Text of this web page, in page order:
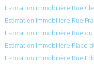
Estimation immobilière Rue
Estimation immobilière Rue
Estimation immobilière Rue
Estimation immobilière Place
Estimation immobilière Rue